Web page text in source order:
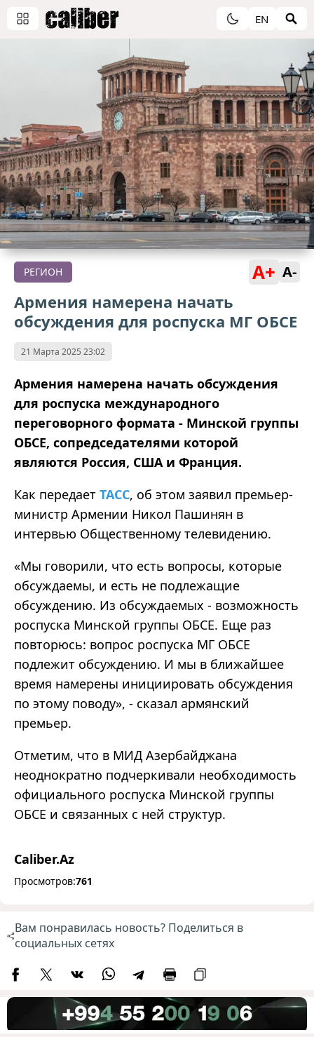
EN
РЕГИОН A+ A-
Армения намерена начать
обсуждения для роспуска МГ ОБСЕ
21 Марта 2025 23:02
Армения намерена начать обсуждения
для роспуска международного
переговорного формата - Минской группы
ОБСЕ, сопредседателями которой
являются Россия, США и Франция.
Как передает ТАСС, об этом заявил премьер-
министр Армении Никол Пашинян в
интервью Общественному телевидению.
«Мы говорили, что есть вопросы, которые
обсуждаемы, и есть не подлежащие
обсуждению. Из обсуждаемых - возможность
роспуска Минской группы ОБСЕ. Еще раз
повторюсь: вопрос роспуска МГ ОБСЕ
подлежит обсуждению. И мы в ближайшее
время намерены инициировать обсуждения
по этому поводу», - сказал армянский
премьер.
Отметим, что в МИД Азербайджана
неоднократно подчеркивали необходимость
официального роспуска Минской группы
ОБСЕ и связанных с ней структур.
Caliber.Az
Просмотров:761
Вам понравилась новость? Поделиться в
социальных сетях